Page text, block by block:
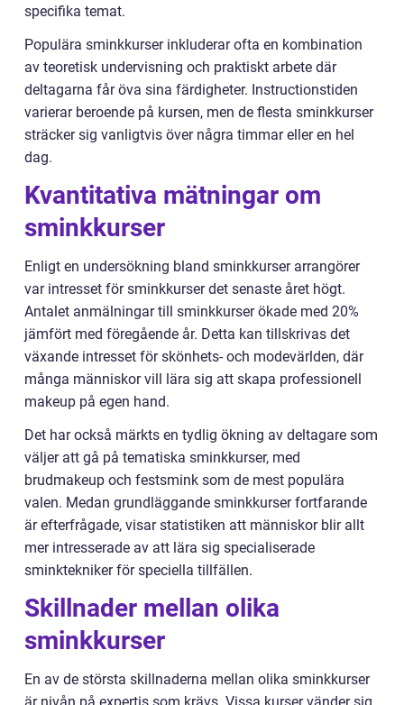
specifika temat.
Populära sminkkurser inkluderar ofta en kombination
av teoretisk undervisning och praktiskt arbete där
deltagarna får öva sina färdigheter. Instructionstiden
varierar beroende på kursen, men de flesta sminkkurser
sträcker sig vanligtvis över några timmar eller en hel
dag.
Kvantitativa mätningar om
sminkkurser
Enligt en undersökning bland sminkkurser arrangörer
var intresset för sminkkurser det senaste året högt.
Antalet anmälningar till sminkkurser ökade med 20%
jämfört med föregående år. Detta kan tillskrivas det
växande intresset för skönhets- och modevärlden, där
många människor vill lära sig att skapa professionell
makeup på egen hand.
Det har också märkts en tydlig ökning av deltagare som
väljer att gå på tematiska sminkkurser, med
brudmakeup och festsmink som de mest populära
valen. Medan grundläggande sminkkurser fortfarande
är efterfrågade, visar statistiken att människor blir allt
mer intresserade av att lära sig specialiserade
sminktekniker för speciella tillfällen.
Skillnader mellan olika
sminkkurser
En av de största skillnaderna mellan olika sminkkurser